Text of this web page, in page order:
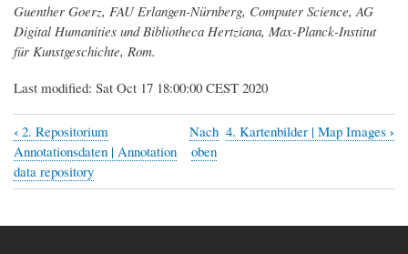
Guenther Goerz, FAU Erlangen-Nürnberg, Computer Science, AG
Digital Humanities und Bibliotheca Hertziana, Max-Planck-Institut
für Kunstgeschichte, Rom.
Last modified: Sat Oct 17 18:00:00 CEST 2020
Links
für
Blättern
‹ 2. Repositorium
Annotationsdaten | Annotation
data repository
Nach
oben
4. Kartenbilder | Map Images ›